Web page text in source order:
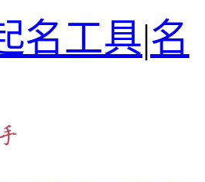
名工具|名